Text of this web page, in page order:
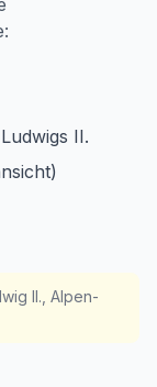
II.
II., Alpen-